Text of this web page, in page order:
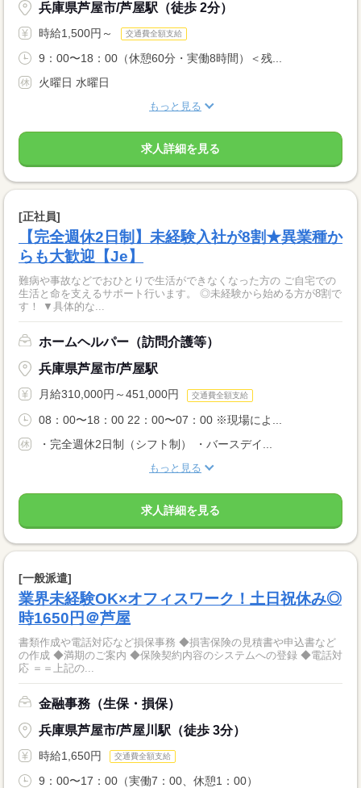
兵庫県芦屋市/芦屋駅（徒歩 2分）
時給1,500円～ 交通費全額支給
9：00〜18：00（休憩60分・実働8時間）＜残...
火曜日 水曜日
もっと見る
求人詳細を見る
[正社員]
【完全週休2日制】未経験入社が8割★異業種か
らも大歓迎【Je】
難病や事故などでおひとりで生活ができなくなった方の ご自宅での
生活と命を支えるサポート行います。 ◎未経験から始める方が8割で
す！ ▼具体的な...
ホームヘルパー（訪問介護等）
兵庫県芦屋市/芦屋駅
月給310,000円～451,000円 交通費全額支給
08：00〜18：00 22：00〜07：00 ※現場によ...
・完全週休2日制（シフト制） ・バースデイ...
もっと見る
求人詳細を見る
[一般派遣]
業界未経験OK×オフィスワーク！土日祝休み◎
時1650円＠芦屋
書類作成や電話対応など損保事務 ◆損害保険の見積書や申込書など
の作成 ◆満期のご案内 ◆保険契約内容のシステムへの登録 ◆電話対
応 ＝＝上記の...
金融事務（生保・損保）
兵庫県芦屋市/芦屋川駅（徒歩 3分）
時給1,650円 交通費全額支給
9：00〜17：00（実働7：00、休憩1：00）